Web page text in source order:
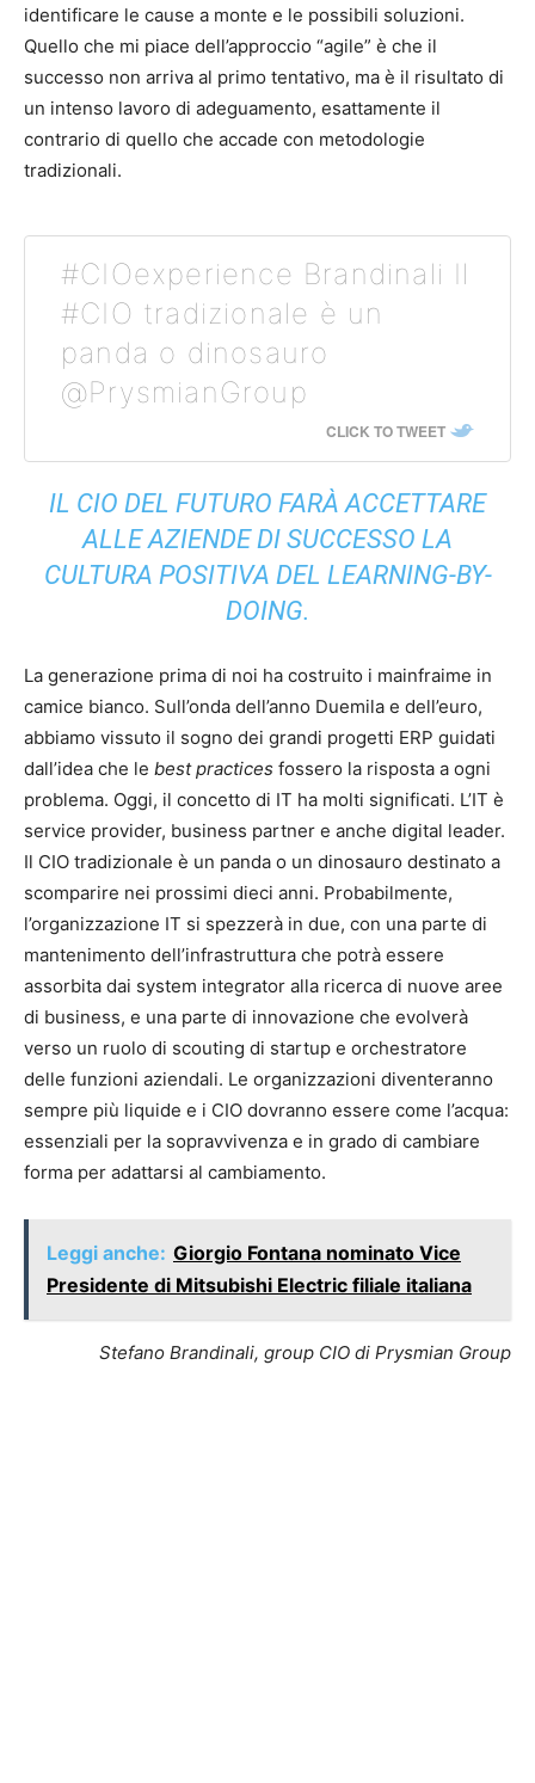
identificare le cause a monte e le possibili soluzioni.
Quello che mi piace dell’approccio “agile” è che il
successo non arriva al primo tentativo, ma è il risultato di
un intenso lavoro di adeguamento, esattamente il
contrario di quello che accade con metodologie
tradizionali.
#CIOexperience Brandinali Il
#CIO tradizionale è un
panda o dinosauro
@PrysmianGroup
CLICK TO TWEET
IL CIO DEL FUTURO FARÀ ACCETTARE
ALLE AZIENDE DI SUCCESSO LA
CULTURA POSITIVA DEL LEARNING-BY-
DOING.
La generazione prima di noi ha costruito i mainfraime in
camice bianco. Sull’onda dell’anno Duemila e dell’euro,
abbiamo vissuto il sogno dei grandi progetti ERP guidati
dall’idea che le best practices fossero la risposta a ogni
problema. Oggi, il concetto di IT ha molti significati. L’IT è
service provider, business partner e anche digital leader.
Il CIO tradizionale è un panda o un dinosauro destinato a
scomparire nei prossimi dieci anni. Probabilmente,
l’organizzazione IT si spezzerà in due, con una parte di
mantenimento dell’infrastruttura che potrà essere
assorbita dai system integrator alla ricerca di nuove aree
di business, e una parte di innovazione che evolverà
verso un ruolo di scouting di startup e orchestratore
delle funzioni aziendali. Le organizzazioni diventeranno
sempre più liquide e i CIO dovranno essere come l’acqua:
essenziali per la sopravvivenza e in grado di cambiare
forma per adattarsi al cambiamento.
Leggi anche: Giorgio Fontana nominato Vice
Presidente di Mitsubishi Electric filiale italiana
Stefano Brandinali, group CIO di Prysmian Group